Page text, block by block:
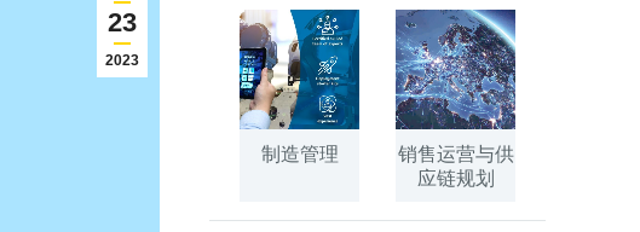
23
2023
制造管理
销售运营与供
应链规划